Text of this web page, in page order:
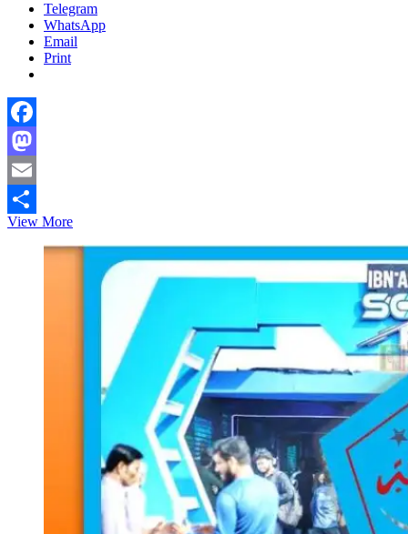
Telegram
WhatsApp
Email
Print
Facebook
Mastodon
Email
Share
View Moreস্পেস
এর